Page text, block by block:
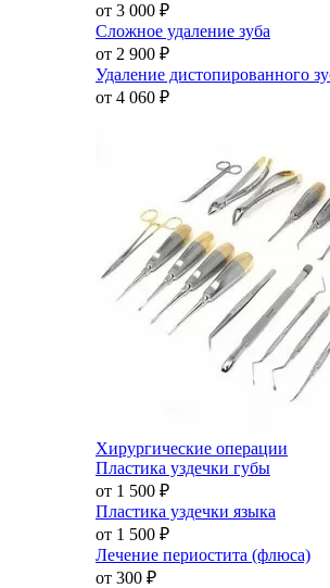
от 3 000 ₽
Сложное удаление зуба
от 2 900 ₽
Удаление дистопированного
от 4 060 ₽
Хирургические операции
Пластика уздечки губы
от 1 500 ₽
Пластика уздечки языка
от 1 500 ₽
Лечение периостита (флюса)
от 300 ₽